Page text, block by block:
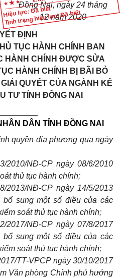
Hiệu lực: Đã biết
Tình trạng hiệu lực: Đã biết
Đồng Nai, ngày24tháng
12năm2020
ĐỊNH
TỤC HÀNH CHÍNH BAN
HÀNH CHÍNH ĐƯỢC SỬA
HÀNH CHÍNH BỊ BÃI BỎ
QUYẾT CỦA NGÀNH KẾ
TƯ TỈNH ĐỒNG NAI
DÂN TỈNH ĐỒNG NAI
quyền địa phương qua ngày
2010/NĐ-CP ngày 08/6/2010
thủ tục hành chính;
2013/NĐ-CP ngày 14/5/2013
bổ sung một số điều của các
ểm soát thủ tục hành chính;
2017/NĐ-CP ngày 07/8/2017
bổ sung một số điều của các
soát thủ tục hành chính;
TT-VPCP ngày 30/10/2017
Văn phòng Chính phủ hướng